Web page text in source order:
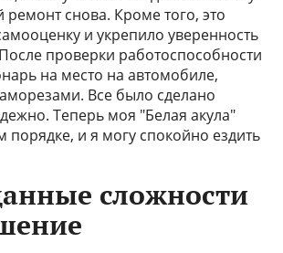
ремонт снова. Кроме того, это
и укрепило уверенность
проверки работоспособности
на место на автомобиле,
Все было сделано
Теперь моя "Белая акула"
порядке, и я могу спокойно ездить
сложности